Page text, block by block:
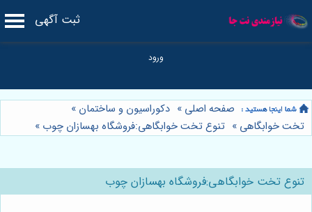
ثبت آگهی
صفحه اصلی » دکوراسیون و ساختمان »
تخت خوابگاهی » تنوع تخت خوابگاهی:فروشگاه بهسازان چوب »
تنوع تخت خوابگاهی:فروشگاه بهسازان چوب